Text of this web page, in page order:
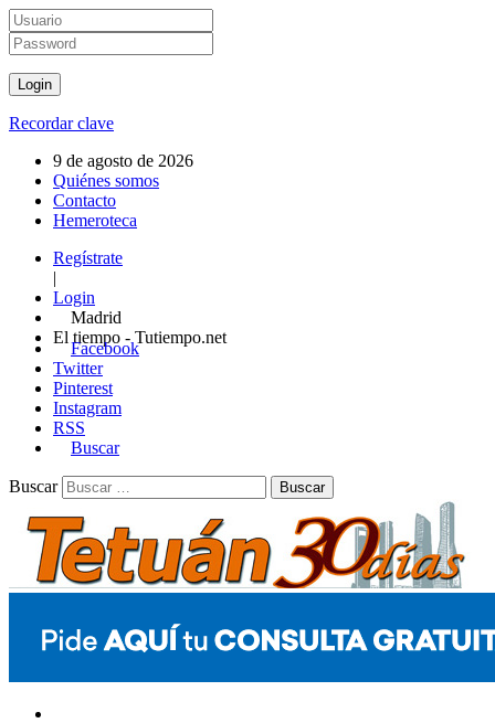
Recordar clave
9 de agosto de 2026
Quiénes somos
Contacto
Hemeroteca
Regístrate
|
Login
Madrid
El tiempo - Tutiempo.net
Facebook
Twitter
Pinterest
Instagram
RSS
Buscar
Buscar